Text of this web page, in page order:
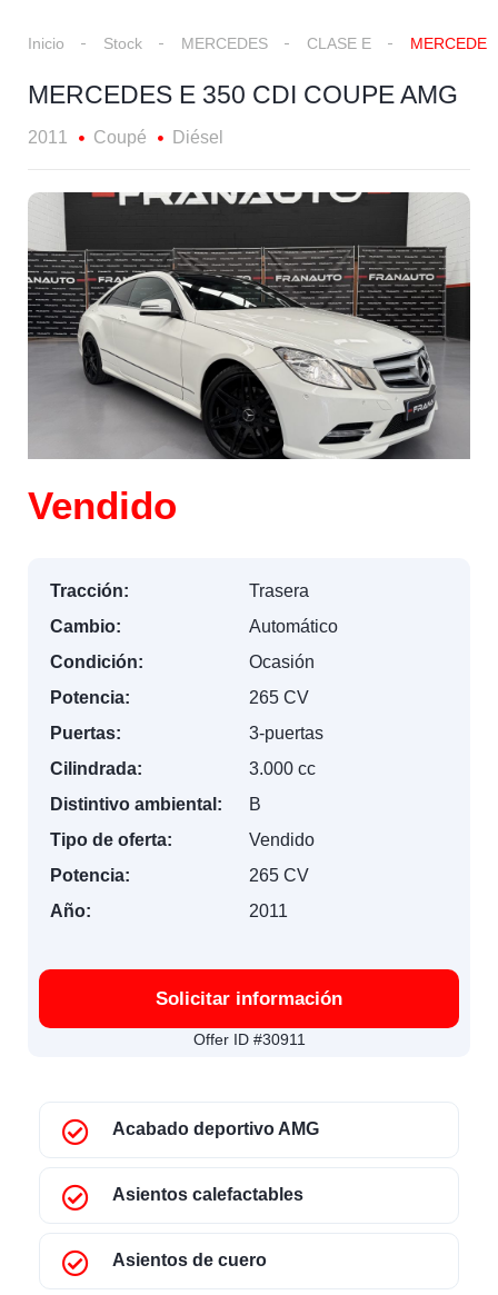
Inicio Stock MERCEDES CLASE E
MERCEDES E 350 CDI COUPE AMG
2011 Coupé Diésel
Vendido
Tracción:
Trasera
Cambio:
Automático
Condición:
Ocasión
Potencia:
265 CV
Puertas:
3-puertas
Cilindrada:
3.000 cc
Distintivo ambiental:
B
Tipo de oferta:
Vendido
Potencia:
265 CV
Año:
2011
Solicitar información
Offer ID #30911
Acabado deportivo AMG
Asientos calefactables
Asientos de cuero